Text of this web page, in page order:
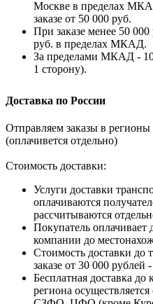
Москве в пределах
заказе от 50 000 руб.
При заказе менее 50
руб. в пределах МКАД.
За пределами МКАД -
1 сторону).
Доставка по России
Отправляем заказы в
(оплачивется отдельно)
Стоимость доставки:
Услуги доставки
оплачиваются
рассчитываются
Покупатель оплачивает
компании до
Стоимость доставки до
заказе от 30 000 рублей
Бесплатная доставка
региона